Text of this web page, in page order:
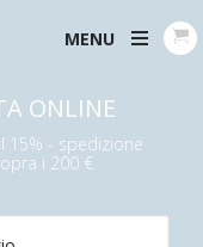
MENU
ONLINE
15% - spedizione
i 200 €